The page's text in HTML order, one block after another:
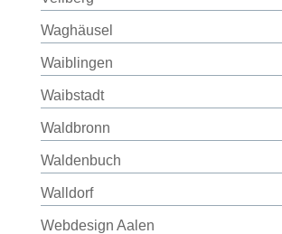
Waghäusel
Waiblingen
Waibstadt
Waldbronn
Waldenbuch
Walldorf
Webdesign Aalen